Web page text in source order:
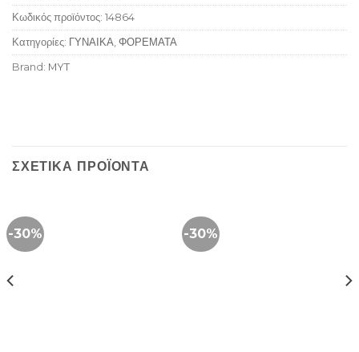
Κωδικός προϊόντος: 14864
Κατηγορίες: ΓΥΝΑΙΚΑ, ΦΟΡΕΜΑΤΑ
Brand: MYT
ΣΧΕΤΙΚΆ ΠΡΟΪΌΝΤΑ
-30% -30%